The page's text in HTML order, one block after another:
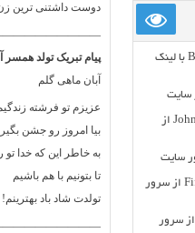
دوست داشتنی ترین
پیام تبریک تولد همسر
آبان ماهی گلم
عزیزم تو فرشته
بیا امروز رو جشن
به خاطر این که خدا تو
تا بتونیم با هم باشیم
تولدت شاد باد بهترینم!
دانلود رایگان مسنتد خارجی Britney Ever After 2017 با لینک
دانلود مستقیم فیلم خارجی John Wick: Chapter 2 2017 از
دانلود مستقیم فیلم خارجی Fifty Shades Darker 2017 از سرور
دانلود مستقیم فیلم خارجی From Straight As 2017 از سرور